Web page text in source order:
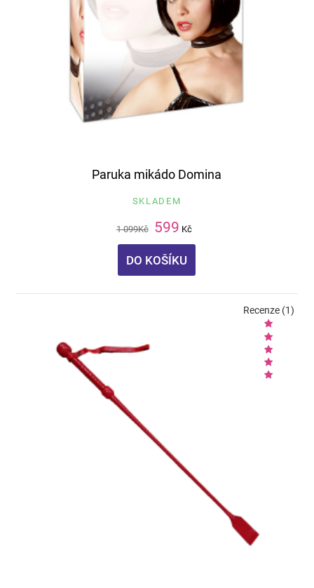
Paruka mikádo Domina
SKLADEM
1 099Kč 599 Kč
DO KOŠÍKU
Recenze (1)